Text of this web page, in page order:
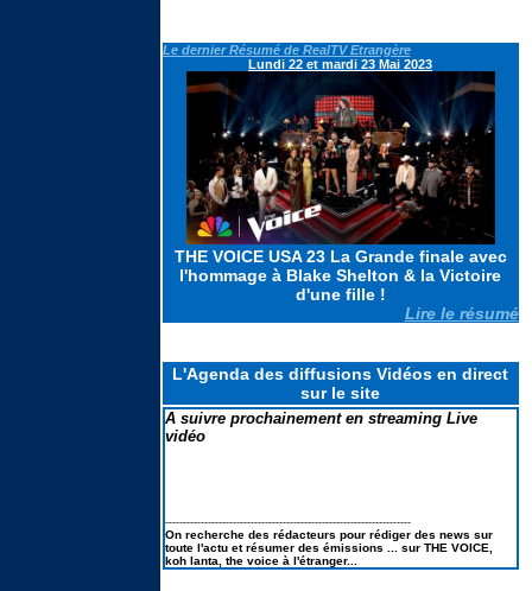
Le casting de SECRET STORY 14
en portraits & la liste des secrets
Koh Lanta les reliques du destins
: Le suivi des scores : Pire score
en finale et TRES MAUVAIS
BILAN
Elodie FREGE de retour à la
chanson : ses lives à LA FETE DE
LA MUSIQUE 2026
Le dernier Résumé de RealTV Etrangère
Lundi 22 et mardi 23 Mai 2023
THE VOICE USA 23 La Grande finale avec
l'hommage à Blake Shelton & la Victoire
d'une fille !
Lire le résumé
L'Agenda des diffusions Vidéos en direct
sur le site
A suivre prochainement en streaming Live
vidéo
---------------------------------------------------------------------
On recherche des rédacteurs pour rédiger des news sur
toute l'actu et résumer des émissions ... sur THE VOICE,
koh lanta, the voice à l'étranger...